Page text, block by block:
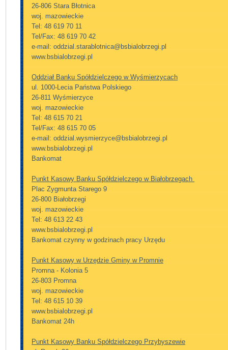
26-806 Stara Błotnica
woj. mazowieckie
Tel: 48 619 70 11
Tel/Fax: 48 619 70 42
e-mail: oddzial.starablotnica@bsbialobrzegi.pl
www.bsbialobrzegi.pl
Oddział Banku Spółdzielczego w Wyśmierzycach
ul. 1000-Lecia Państwa Polskiego
26-811 Wyśmierzyce
woj. mazowieckie
Tel: 48 615 70 21
Tel/Fax: 48 615 70 05
e-mail: oddzial.wysmierzyce@bsbialobrzegi.pl
www.bsbialobrzegi.pl
Bankomat
Punkt Kasowy Banku Spółdzielczego w Białobrzegach
Plac Zygmunta Starego 9
26-800 Białobrzegi
woj. mazowieckie
Tel: 48 613 22 43
www.bsbialobrzegi.pl
Bankomat czynny w godzinach pracy Urzędu
Punkt Kasowy w Urzędzie Gminy w Promnie
Promna - Kolonia 5
26-803 Promna
woj. mazowieckie
Tel: 48 615 10 39
www.bsbialobrzegi.pl
Bankomat 24h
Punkt Kasowy Banku Spółdzielczego Przybyszewie